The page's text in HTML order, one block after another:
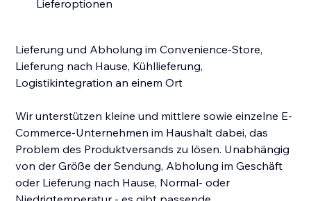
Lieferoptionen
Lieferung und Abholung im Convenience-Store,
Lieferung nach Hause, Kühllieferung,
Logistikintegration an einem Ort
Wir unterstützen kleine und mittlere sowie einzelne E-
Commerce-Unternehmen im Haushalt dabei, das
Problem des Produktversands zu lösen. Unabhängig
von der Größe der Sendung, Abholung im Geschäft
oder Lieferung nach Hause, Normal- oder